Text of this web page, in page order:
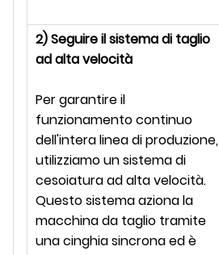
2) Seguire il sistema di taglio
ad alta velocità
Per garantire il
funzionamento continuo
dell'intera linea di produzione,
utilizziamo un sistema di
cesoiatura ad alta velocità.
Questo sistema aziona la
macchina da taglio tramite
una cinghia sincrona ed è